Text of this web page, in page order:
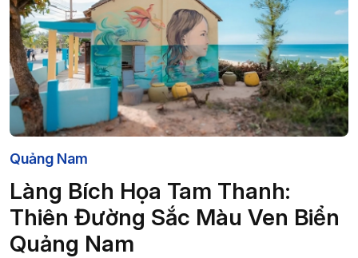
Quảng Nam
Làng Bích Họa Tam Thanh:
Thiên Đường Sắc Màu Ven Biển
Quảng Nam